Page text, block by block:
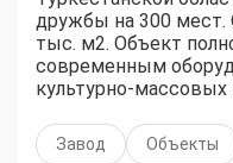
дружбы на 300 мест.
тыс. м2. Объект
современным
культурно-массовых
Завод Объекты